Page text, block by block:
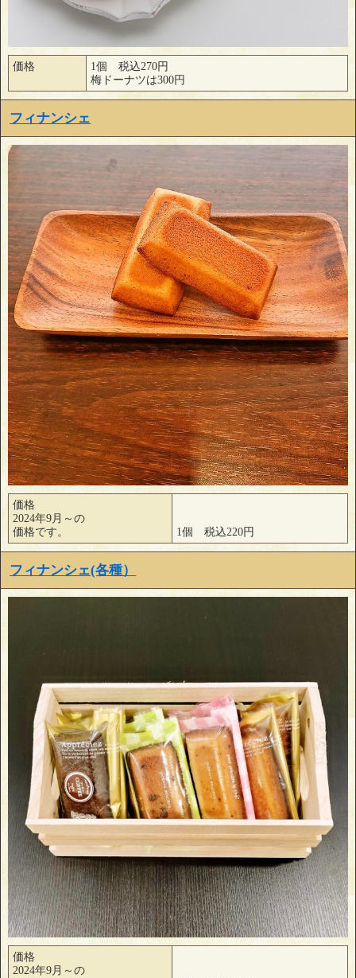
価格
1個 税込270円
梅ドーナツは300円
フィナンシェ
価格
2024年9月～の
価格です。
1個 税込220円
フィナンシェ(各種）
価格
2024年9月～の